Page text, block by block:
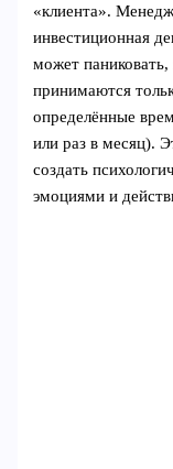
«клиента».
инвестиционная
может
принимаются
определённые
или раз в месяц).
создать
эмоциями и